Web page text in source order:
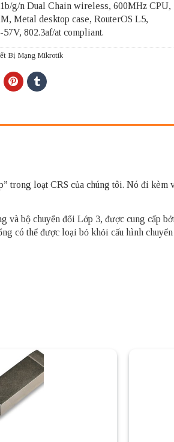
g/n Dual Chain wireless, 600MHz CPU,
Metal desktop case, RouterOS L5,
57V, 802.3af/at compliant.
Bị Mạng Mikrotik
trong loạt CRS của chúng tôi. Nó đi
bộ chuyển đổi Lớp 3, được cung cấp
có thể được loại bỏ khỏi cấu hình